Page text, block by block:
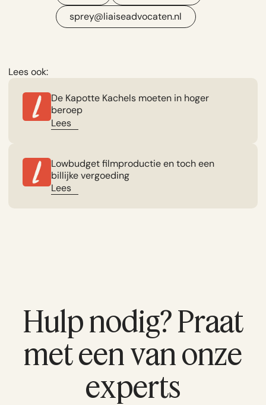
sprey@liaiseadvocaten.nl
Lees ook:
De Kapotte Kachels moeten in hoger
beroep
Lees
Lowbudget filmproductie en toch een
billijke vergoeding
Lees
Hulp nodig? Praat
met een van onze
experts